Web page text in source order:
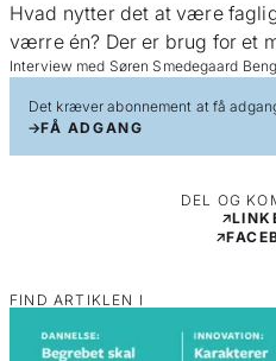
Hvad nytter det at være
værre én? Der er brug for et
Interview med Søren Smedegaard
Det kræver abonnement at få
FÅ ADGANG
DEL OG
FIND ARTIKLEN I